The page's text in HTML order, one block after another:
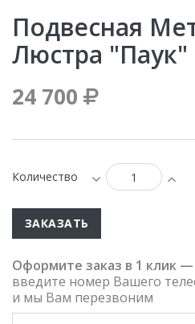
Подвесная
Люстра "Паук"
24 700
Количество
ЗАКАЗАТЬ
Оформите заказ в 1 клик —
введите номер Вашего
и мы Вам перезвоним